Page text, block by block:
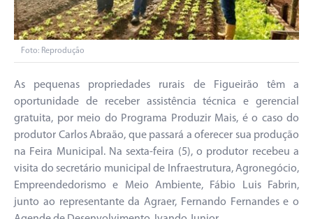
Foto: Reprodução
As pequenas propriedades rurais de Figueirão têm a
oportunidade de receber assistência técnica e gerencial
gratuita, por meio do Programa Produzir Mais, é o caso do
produtor Carlos Abraão, que passará a oferecer sua produção
na Feira Municipal. Na sexta-feira (5), o produtor recebeu a
visita do secretário municipal de Infraestrutura, Agronegócio,
Empreendedorismo e Meio Ambiente, Fábio Luis Fabrin,
junto ao representante da Agraer, Fernando Fernandes e o